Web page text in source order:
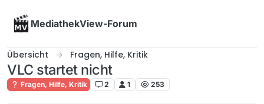
MediathekView-Forum
Übersicht Fragen, Hilfe, Kritik
VLC startet nicht
Fragen, Hilfe, Kritik 2 1 253